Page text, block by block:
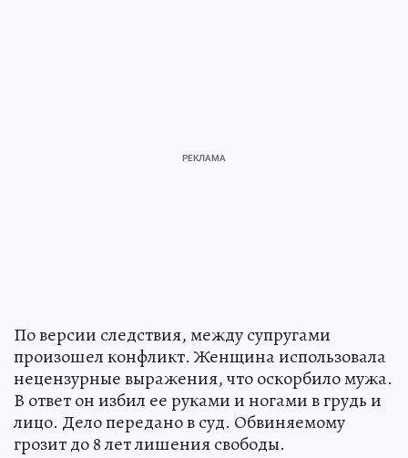
По версии следствия, между супругами
произошел конфликт. Женщина использовала
нецензурные выражения, что оскорбило мужа.
В ответ он избил ее руками и ногами в грудь и
лицо. Дело передано в суд. Обвиняемому
грозит до 8 лет лишения свободы.